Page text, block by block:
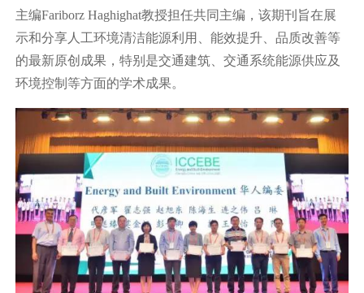
主编Fariborz Haghighat教授担任共同主编，该期刊旨在展
示和分享人工环境清洁能源利用、能效提升、品质改善等
的最新原创成果，特别是交通建筑、交通系统能源供应及
环境控制等方面的学术成果。